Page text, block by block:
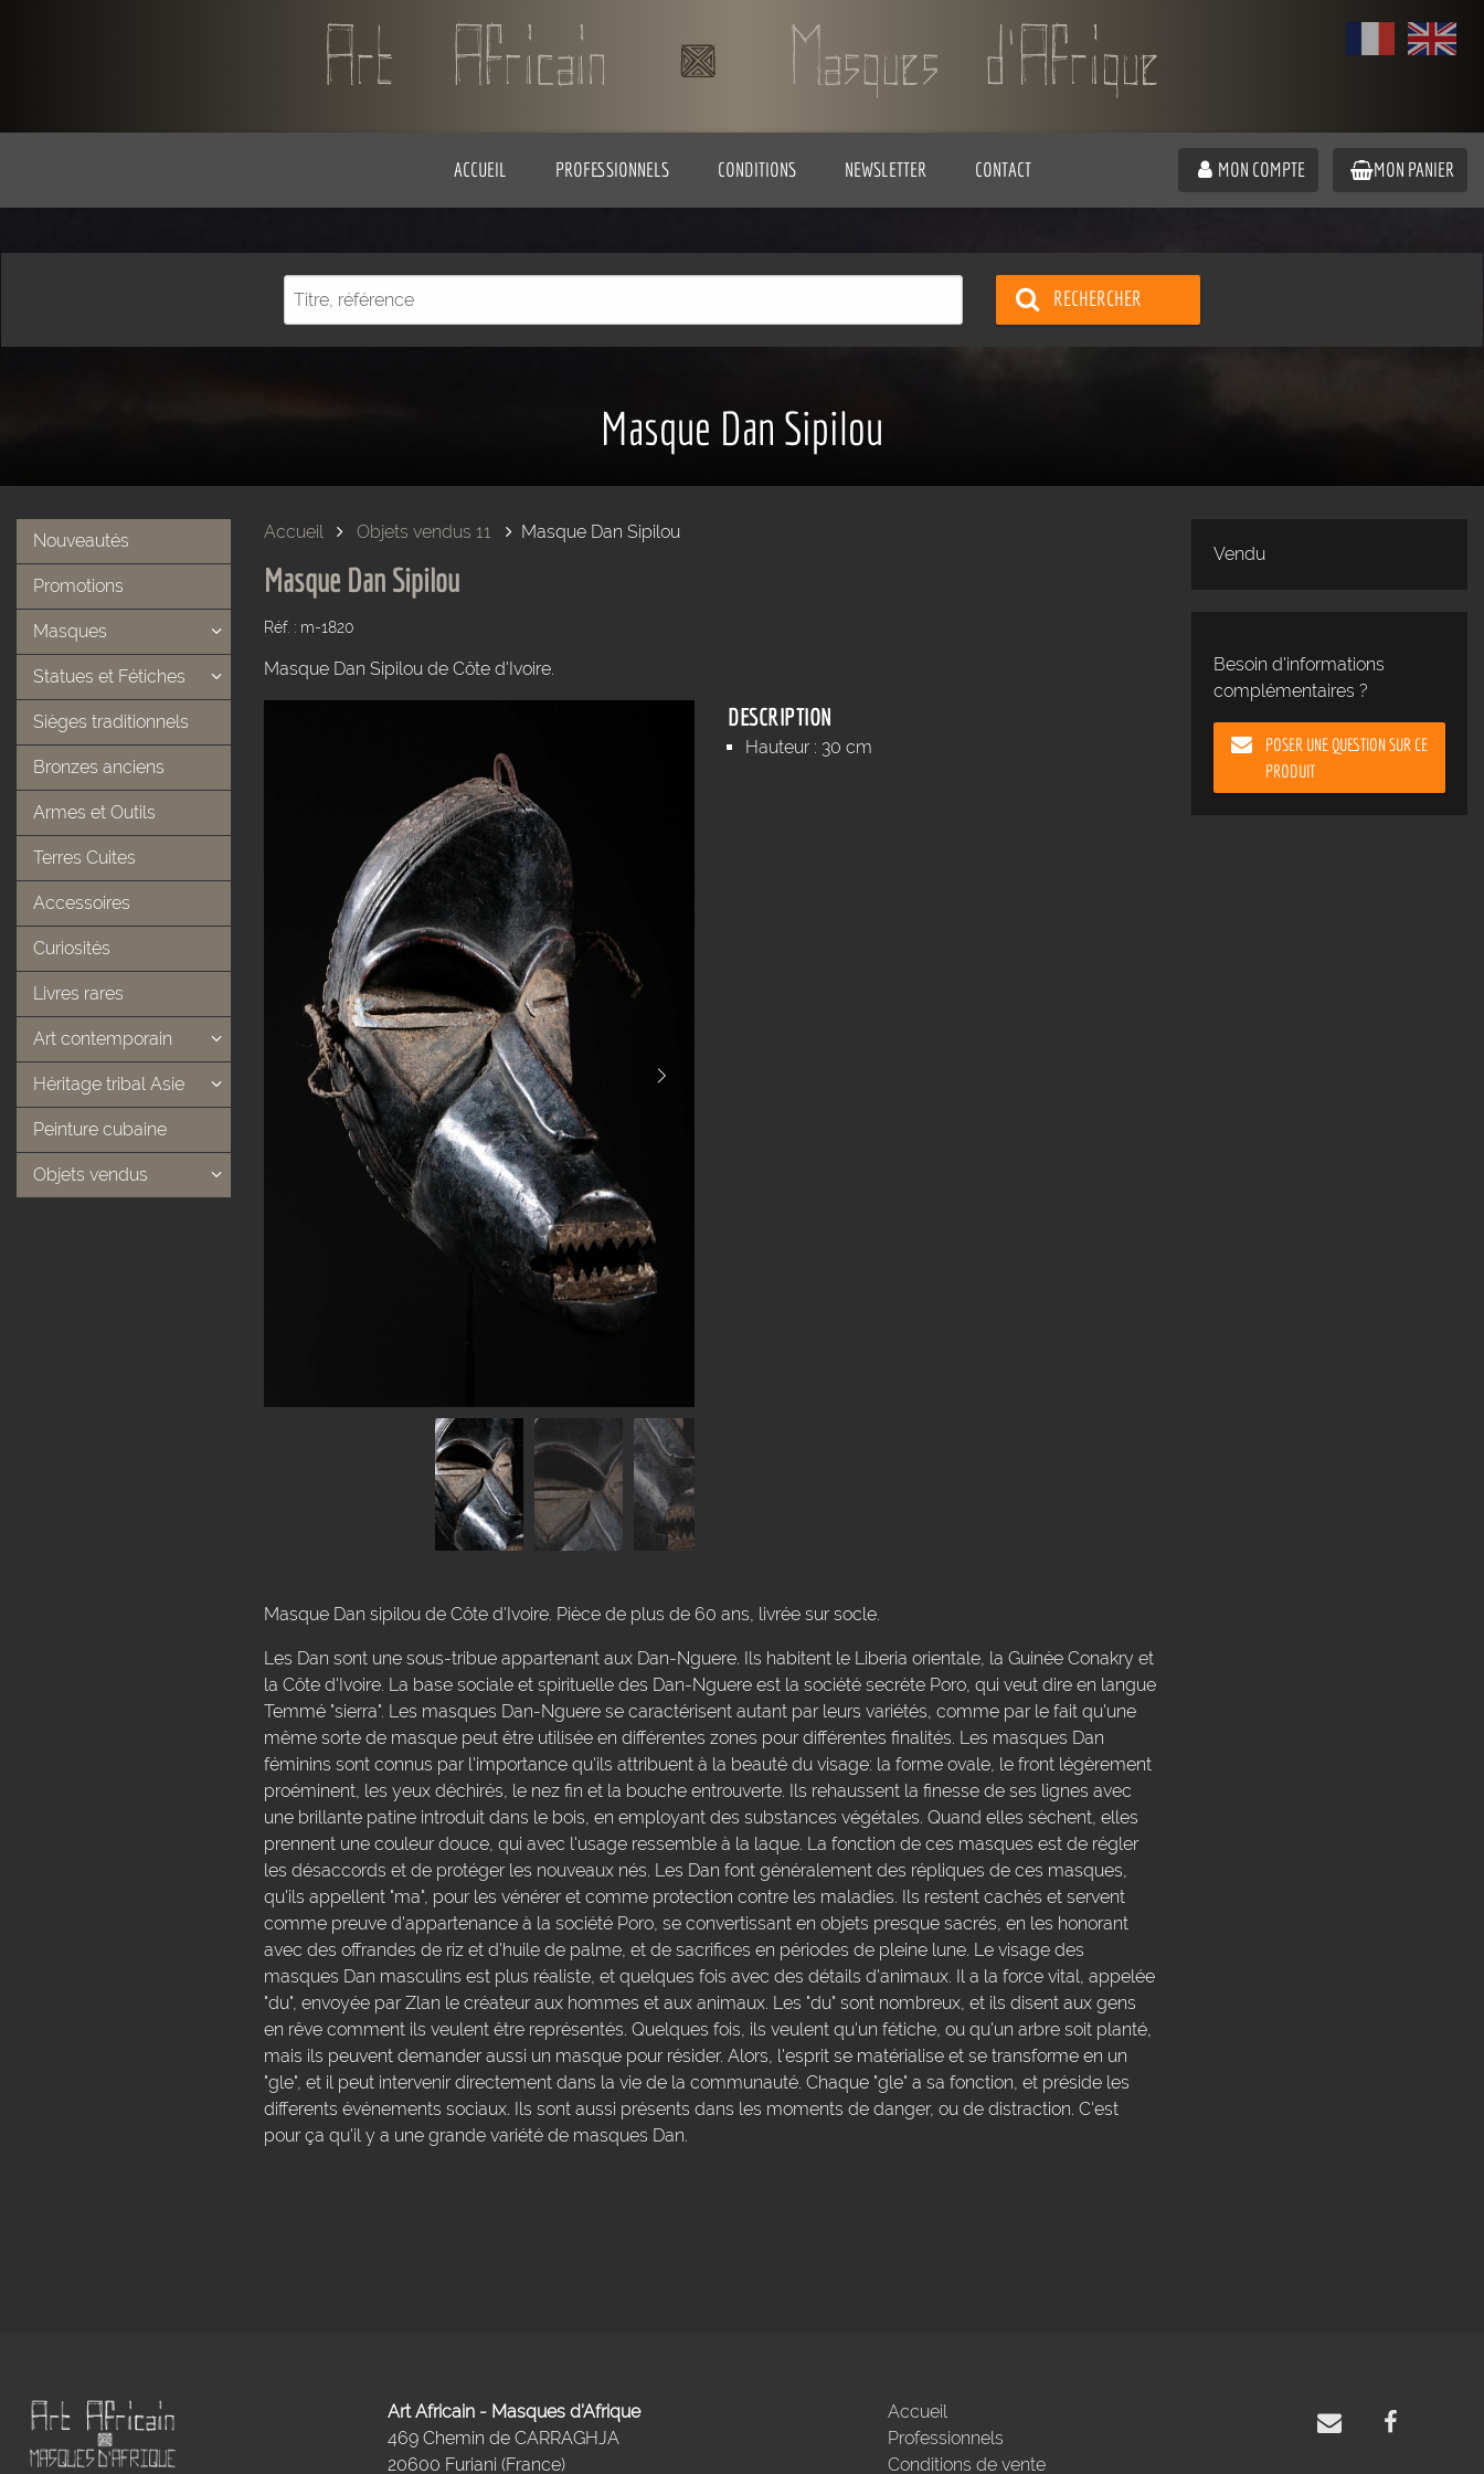
ACCUEIL PROFESSIONNELS CONDITIONS NEWSLETTER CONTACT MON COMPTE MON PANIER
RECHERCHER
Masque Dan Sipilou
Nouveautés
Promotions
Masques
Statues et Fétiches
Sièges traditionnels
Bronzes anciens
Armes et Outils
Terres Cuites
Accessoires
Curiosités
Livres rares
Art contemporain
Héritage tribal Asie
Peinture cubaine
Objets vendus
Accueil Objets vendus 11 Masque Dan Sipilou
Masque Dan Sipilou
Réf. : m-1820
Masque Dan Sipilou de Côte d'Ivoire.
DESCRIPTION
Hauteur : 30 cm
Masque Dan sipilou de Côte d'Ivoire. Pièce de plus de 60 ans, livrée sur socle.
Les Dan sont une sous-tribue appartenant aux Dan-Nguere. Ils habitent le Liberia orientale, la Guinée Conakry et
la Côte d'Ivoire. La base sociale et spirituelle des Dan-Nguere est la société secrète Poro, qui veut dire en langue
Temmé "sierra". Les masques Dan-Nguere se caractérisent autant par leurs variétés, comme par le fait qu'une
même sorte de masque peut être utilisée en différentes zones pour différentes finalités. Les masques Dan
féminins sont connus par l'importance qu'ils attribuent à la beauté du visage: la forme ovale, le front légèrement
proéminent, les yeux déchirés, le nez fin et la bouche entrouverte. Ils rehaussent la finesse de ses lignes avec
une brillante patine introduit dans le bois, en employant des substances végétales. Quand elles sèchent, elles
prennent une couleur douce, qui avec l'usage ressemble à la laque. La fonction de ces masques est de régler
les désaccords et de protéger les nouveaux nés. Les Dan font généralement des répliques de ces masques,
qu'ils appellent "ma", pour les vénérer et comme protection contre les maladies. Ils restent cachés et servent
comme preuve d'appartenance à la société Poro, se convertissant en objets presque sacrés, en les honorant
avec des offrandes de riz et d'huile de palme, et de sacrifices en périodes de pleine lune. Le visage des
masques Dan masculins est plus réaliste, et quelques fois avec des détails d'animaux. Il a la force vital, appelée
"du", envoyée par Zlan le créateur aux hommes et aux animaux. Les "du" sont nombreux, et ils disent aux gens
en rêve comment ils veulent être représentés. Quelques fois, ils veulent qu'un fétiche, ou qu'un arbre soit planté,
mais ils peuvent demander aussi un masque pour résider. Alors, l'esprit se matérialise et se transforme en un
"gle", et il peut intervenir directement dans la vie de la communauté. Chaque "gle" a sa fonction, et préside les
differents événements sociaux. Ils sont aussi présents dans les moments de danger, ou de distraction. C'est
pour ça qu'il y a une grande variété de masques Dan.
Vendu
Besoin d'informations
complémentaires ?
POSER UNE QUESTION SUR CE
PRODUIT
Art Africain - Masques d'Afrique
469 Chemin de CARRAGHJA
20600 Furiani (France)
Accueil
Professionnels
Conditions de vente